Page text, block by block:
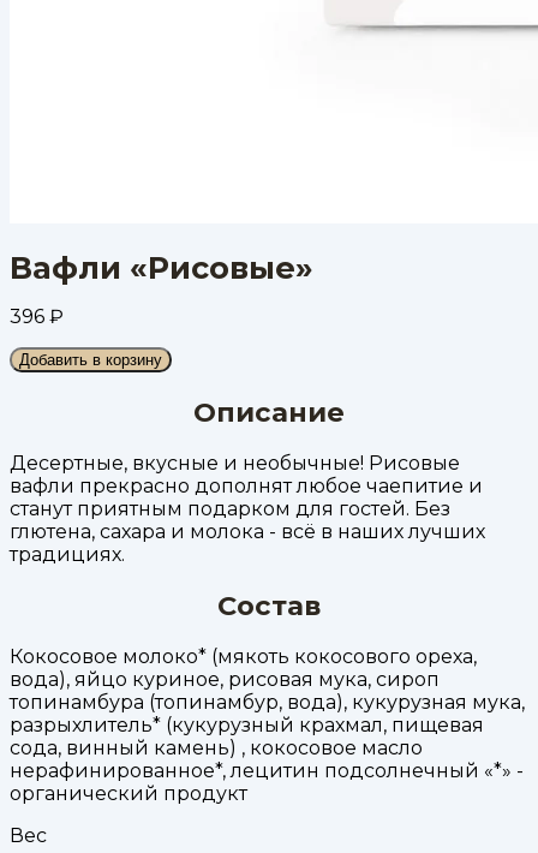
Вафли «Рисовые»
396 ₽
Добавить в корзину
Описание
Десертные, вкусные и необычные! Рисовые
вафли прекрасно дополнят любое чаепитие и
станут приятным подарком для гостей. Без
глютена, сахара и молока - всё в наших лучших
традициях.
Состав
Кокосовое молоко* (мякоть кокосового ореха,
вода), яйцо куриное, рисовая мука, сироп
топинамбура (топинамбур, вода), кукурузная мука,
разрыхлитель* (кукурузный крахмал, пищевая
сода, винный камень) , кокосовое масло
нерафинированное*, лецитин подсолнечный «*» -
органический продукт
Вес